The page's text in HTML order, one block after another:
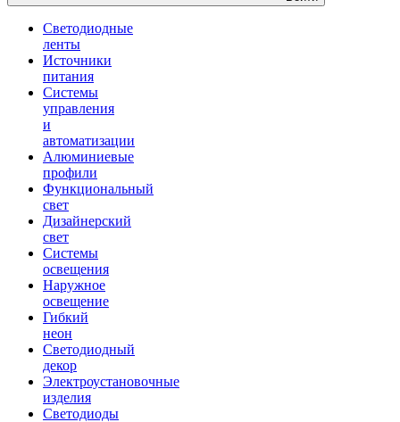
Светодиодные
ленты
Источники
питания
Системы
управления
и
автоматизации
Алюминиевые
профили
Функциональный
свет
Дизайнерский
свет
Системы
освещения
Наружное
освещение
Гибкий
неон
Светодиодный
декор
Электроустановочные
изделия
Светодиоды